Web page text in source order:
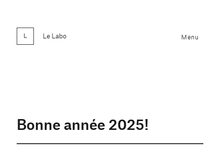
Le Labo Menu
Bonne année 2025!